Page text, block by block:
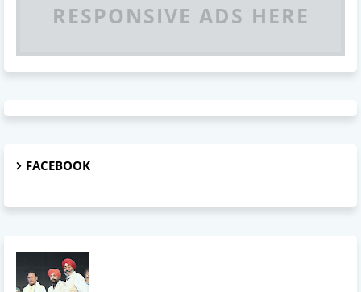
RESPONSIVE ADS HERE
FACEBOOK